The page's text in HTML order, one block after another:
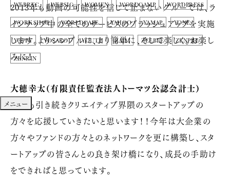
WEBRTC WEBSIG WOMEN WORDCAMP WORDPRESS
WORKSHOP WORLDCAFE YAHOO YAMAP YONE
YOPPY YOSAKOI YOUTH ZAIM ZEEBLE ZENPRE
ZENRIN
メニュー
2013年も動画の可能性を信じて止まないグルーでは、ラ
インナップ中の全てのサービスのブラッシュアップを実施
します。よりシンプルに、より簡単に、そして楽しく。お楽し
みに！
大穂幸太（有限責任監査法人トーマツ公認会計士）
今年も引き続きクリエイティブ界隈のスタートアップの
方々を応援していきたいと思います！！今年は大企業の
方々やファンドの方々とのネットワークを更に構築し、スタ
ートアップの皆さんとの良き架け橋になり、成長の手助け
をできればと思っています。